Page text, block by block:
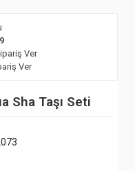
Ver
Ver
Sha Taşı Seti